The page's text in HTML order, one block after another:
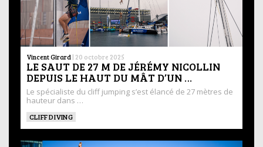
Vincent Girard | 20 octobre 2025
LE SAUT DE 27 M DE JÉRÉMY NICOLLIN
DEPUIS LE HAUT DU MÂT D’UN …
Le spécialiste du cliff jumping s’est élancé de 27 mètres de
hauteur dans …
CLIFF DIVING